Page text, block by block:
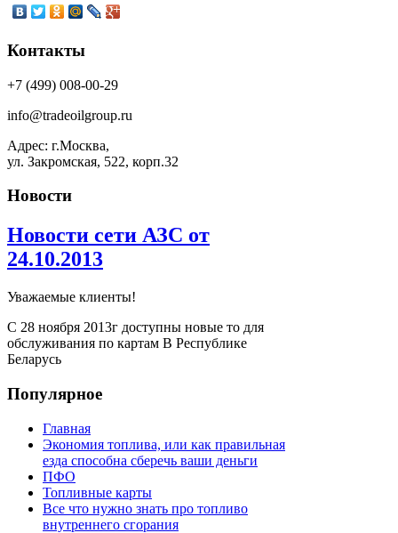
Контакты
+7 (499) 008-00-29
info@tradeoilgroup.ru
Адрес: г.Москва,
ул. Закромская, 522, корп.32
Новости
Новости сети АЗС от
24.10.2013
Уважаемые клиенты!
С 28 ноября 2013г доступны новые то для
обслуживания по картам В Республике
Беларусь
Популярное
Главная
Экономия топлива, или как правильная
езда способна сберечь ваши деньги
ПФО
Топливные карты
Все что нужно знать про топливо
внутреннего сгорания